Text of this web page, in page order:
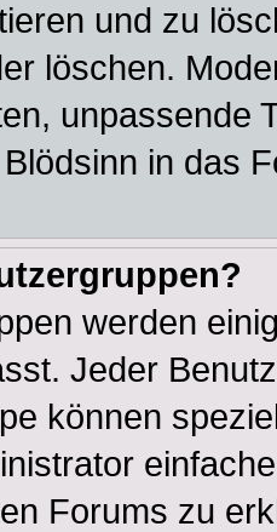
und zu
löschen.
unpassende
in das
werden
Jeder
können
Forums zu